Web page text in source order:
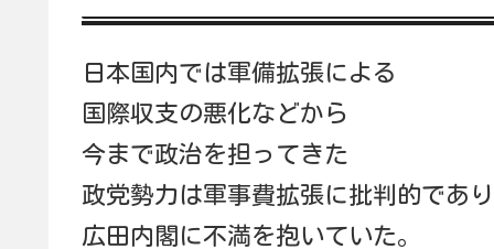
日本国内では軍備拡張による
国際収支の悪化などから
今まで政治を担ってきた
政党勢力は軍事費拡張に批判的であ
広田内閣に不満を抱いていた。